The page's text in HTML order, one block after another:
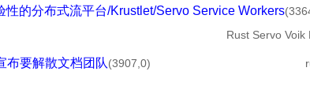
性的分布式流平台/Krustlet/Servo Service Workers
Rust Servo Voik
布要解散文档团队(3907,0)